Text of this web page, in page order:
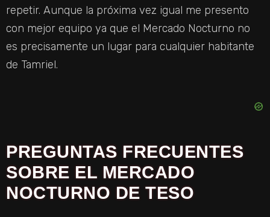
repetir. Aunque la próxima vez igual me presento
con mejor equipo ya que el Mercado Nocturno no
es precisamente un lugar para cualquier habitante
de Tamriel.
PREGUNTAS FRECUENTES
SOBRE EL MERCADO
NOCTURNO DE TESO